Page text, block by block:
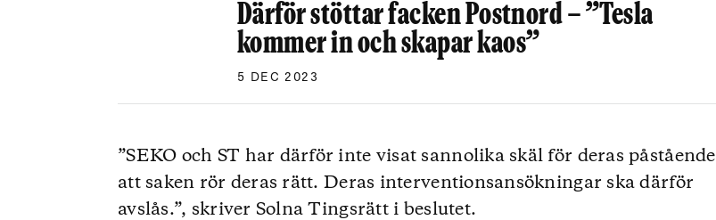
Därför stöttar facken Postnord – ”Tesla
kommer in och skapar kaos”
5 DEC 2023
”SEKO och ST har därför inte visat sannolika skäl för deras påstående
att saken rör deras rätt. Deras interventionsansökningar ska därför
avslås.”, skriver Solna Tingsrätt i beslutet.